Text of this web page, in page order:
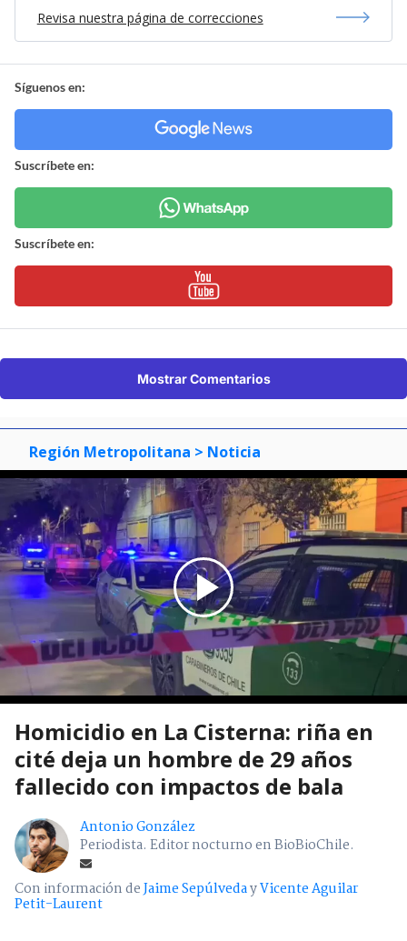
Revisa nuestra página de correcciones
Síguenos en:
Suscríbete en:
Suscríbete en:
Mostrar Comentarios
Región Metropolitana > Noticia
Homicidio en La Cisterna: riña en
cité deja un hombre de 29 años
fallecido con impactos de bala
Antonio González
Periodista. Editor nocturno en BioBioChile.
Con información deJaime SepúlvedayVicente Aguilar
Petit-Laurent